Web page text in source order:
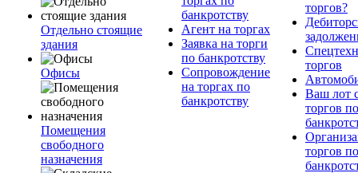
Отдельно стоящие
здания
Офисы
Помещения
свободного
назначения
банкротству
Агент на торгах
Заявка на торги
по банкротству
Сопровождение
на торгах по
банкротству
торгов?
торгов
Ваш лот
торгов по
торгов по